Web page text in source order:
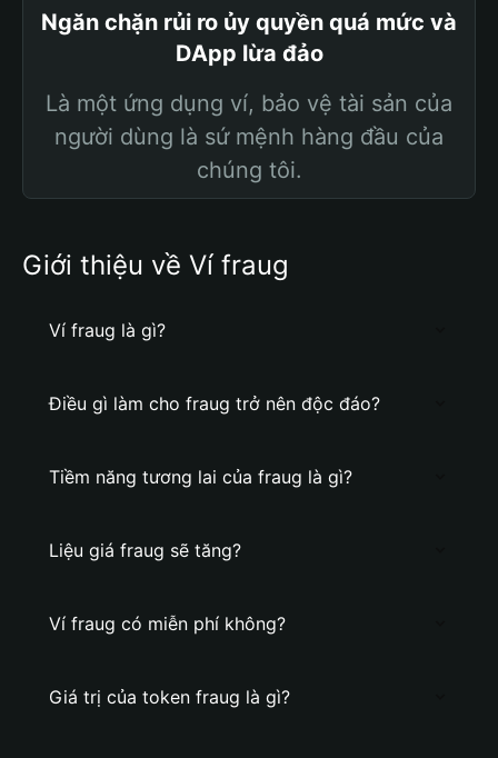
Ngăn chặn rủi ro ủy quyền quá mức và
DApp lừa đảo
Là một ứng dụng ví, bảo vệ tài sản của
người dùng là sứ mệnh hàng đầu của
chúng tôi.
Giới thiệu về Ví fraug
Ví fraug là gì?
Điều gì làm cho fraug trở nên độc đáo?
Tiềm năng tương lai của fraug là gì?
Liệu giá fraug sẽ tăng?
Ví fraug có miễn phí không?
Giá trị của token fraug là gì?